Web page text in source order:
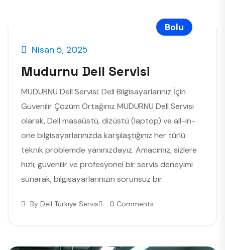
Bolu
Nisan 5, 2025
Mudurnu Dell Servisi
MUDURNU Dell Servisi: Dell Bilgisayarlarınız İçin
Güvenilir Çözüm Ortağınız MUDURNU Dell Servisi
olarak, Dell masaüstü, dizüstü (laptop) ve all-in-
one bilgisayarlarınızda karşılaştığınız her türlü
teknik problemde yanınızdayız. Amacımız, sizlere
hızlı, güvenilir ve profesyonel bir servis deneyimi
sunarak, bilgisayarlarınızın sorunsuz bir
By Dell Türkiye Servis 0 Comments